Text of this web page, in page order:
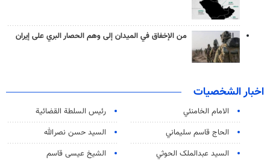
من الإخفاق في الميدان إلى وهم الحصار البري على إيران
اخبار الشخصيات
الامام الخامنئي
رئیس السلطة القضائیة
الحاج قاسم سليماني
السيد حسن نصرالله
السید عبدالملک الحوثي
الشيخ عيسى قاسم